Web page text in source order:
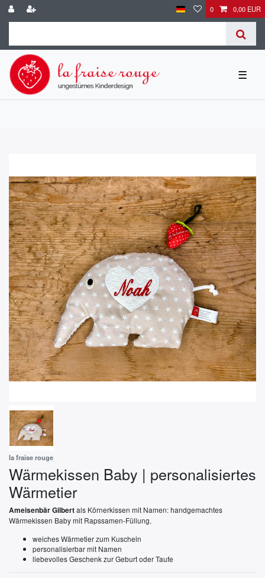
0 0,00 EUR
☰
la fraise rouge
Wärmekissen Baby | personalisiertes
Wärmetier
Ameisenbär Gilbertals Körnerkissen mit Namen: handgemachtes
Wärmekissen Baby mit Rapssamen-Füllung.
weiches Wärmetier zum Kuscheln
personalisierbar mit Namen
liebevolles Geschenk zur Geburt oder Taufe